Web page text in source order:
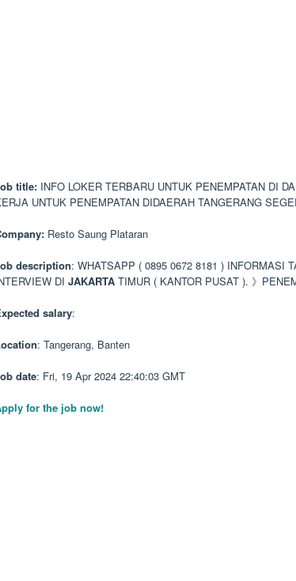
title: INFO LOKER TERBARU UNTUK PENEMPATAN DI
UNTUK PENEMPATAN DIDAERAH TANGERANG
Resto Saung Plataran
description: WHATSAPP ( 0895 0672 8181 ) INFORMASI
DI JAKARTA TIMUR ( KANTOR PUSAT ). 》
salary:
: Tangerang, Banten
date: Fri, 19 Apr 2024 22:40:03 GMT
for the job now!